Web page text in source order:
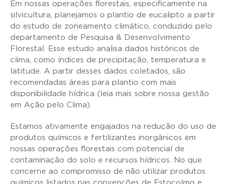
Em nossas operações florestais, especificamente na
silvicultura, planejamos o plantio de eucalipto a partir
do estudo de zoneamento climático, conduzido pelo
departamento de Pesquisa & Desenvolvimento
Florestal. Esse estudo analisa dados históricos de
clima, como índices de precipitação, temperatura e
latitude. A partir desses dados coletados, são
recomendadas áreas para plantio com mais
disponibilidade hídrica (leia mais sobre nossa gestão
em Ação pelo Clima).
Estamos ativamente engajados na redução do uso de
produtos químicos e fertilizantes inorgânicos em
nossas operações florestais com potencial de
contaminação do solo e recursos hídricos. No que
concerne ao compromisso de não utilizar produtos